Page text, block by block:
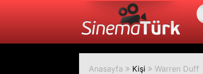
Anasayfa Kişi Warren Duff